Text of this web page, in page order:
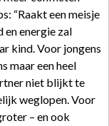
“Raakt een meisje
en energie zal
kind. Voor jongens
maar een heel
niet blijkt te
weglopen. Voor
– en ook